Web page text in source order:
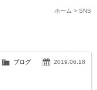
SNS
ホーム >
2019.06.18
ブログ